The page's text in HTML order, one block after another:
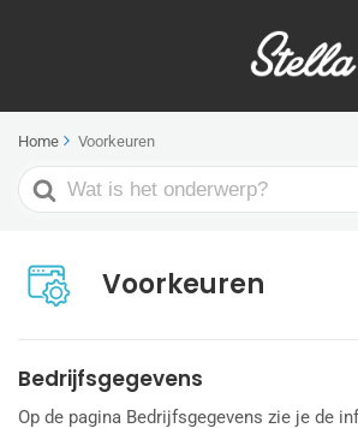
Home Voorkeuren
Search
For
Voorkeuren
Bedrijfsgegevens
Op de pagina Bedrijfsgegevens zie je de